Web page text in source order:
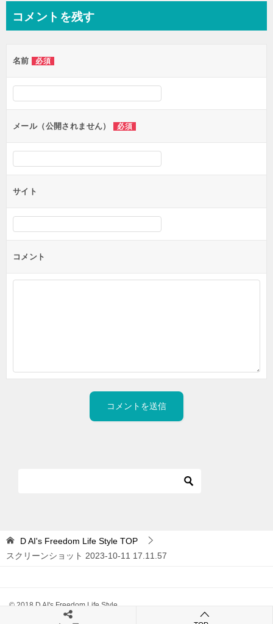
ビ
ー
シ
ン
コメントを残す
名前 必須
メール（公開されません） 必須
サイト
コメント
D AI's Freedom Life Style TOP
スクリーンショット 2023-10-11 17.11.57
© 2018 D AI's Freedom Life Style